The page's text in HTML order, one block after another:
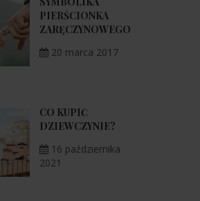
PIERŚCIONKA
ZARĘCZYNOWEGO
20 marca 2017
CO KUPIĆ
DZIEWCZYNIE?
16 października
2021